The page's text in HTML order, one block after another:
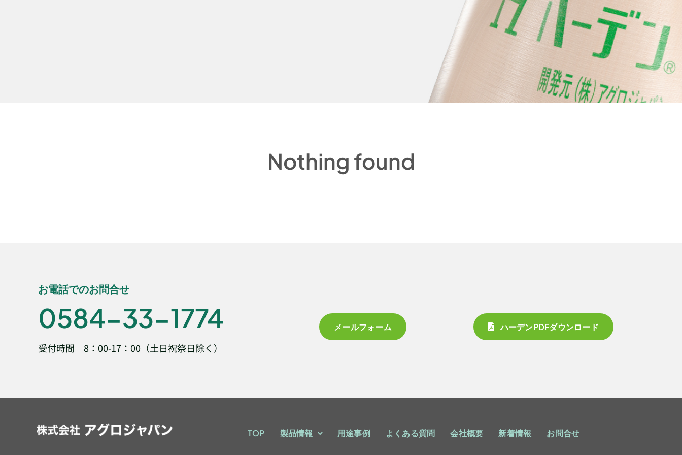
Nothing found
お電話でのお問合せ
0584-33-1774
受付時間 8：00-17：00 （土日祝祭日除く）
メールフォーム ハーデンPDFダウンロード
TOP 製品情報 用途事例 よくある質問 会社概要 新着情報 お問合せ